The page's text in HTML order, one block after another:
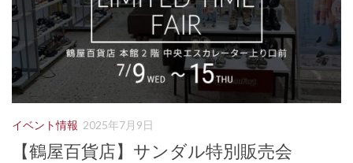
イベント情報 2025年7月9日
【鶴屋百貨店】サンダル特別販売会